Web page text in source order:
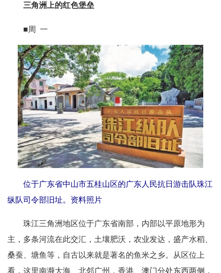
三角洲上的红色堡垒
■周 一
位于广东省中山市五桂山区的广东人民抗日游击队珠江
纵队司令部旧址。资料照片
珠江三角洲地区位于广东省南部，内部以平原地形为
主，多条河流在此交汇，土壤肥沃，农业发达，盛产水稻、
桑蚕、塘鱼等，自古以来就是著名的鱼米之乡。从区位上
看，这里南濒大海、北邻广州，香港、澳门分处东西两侧，